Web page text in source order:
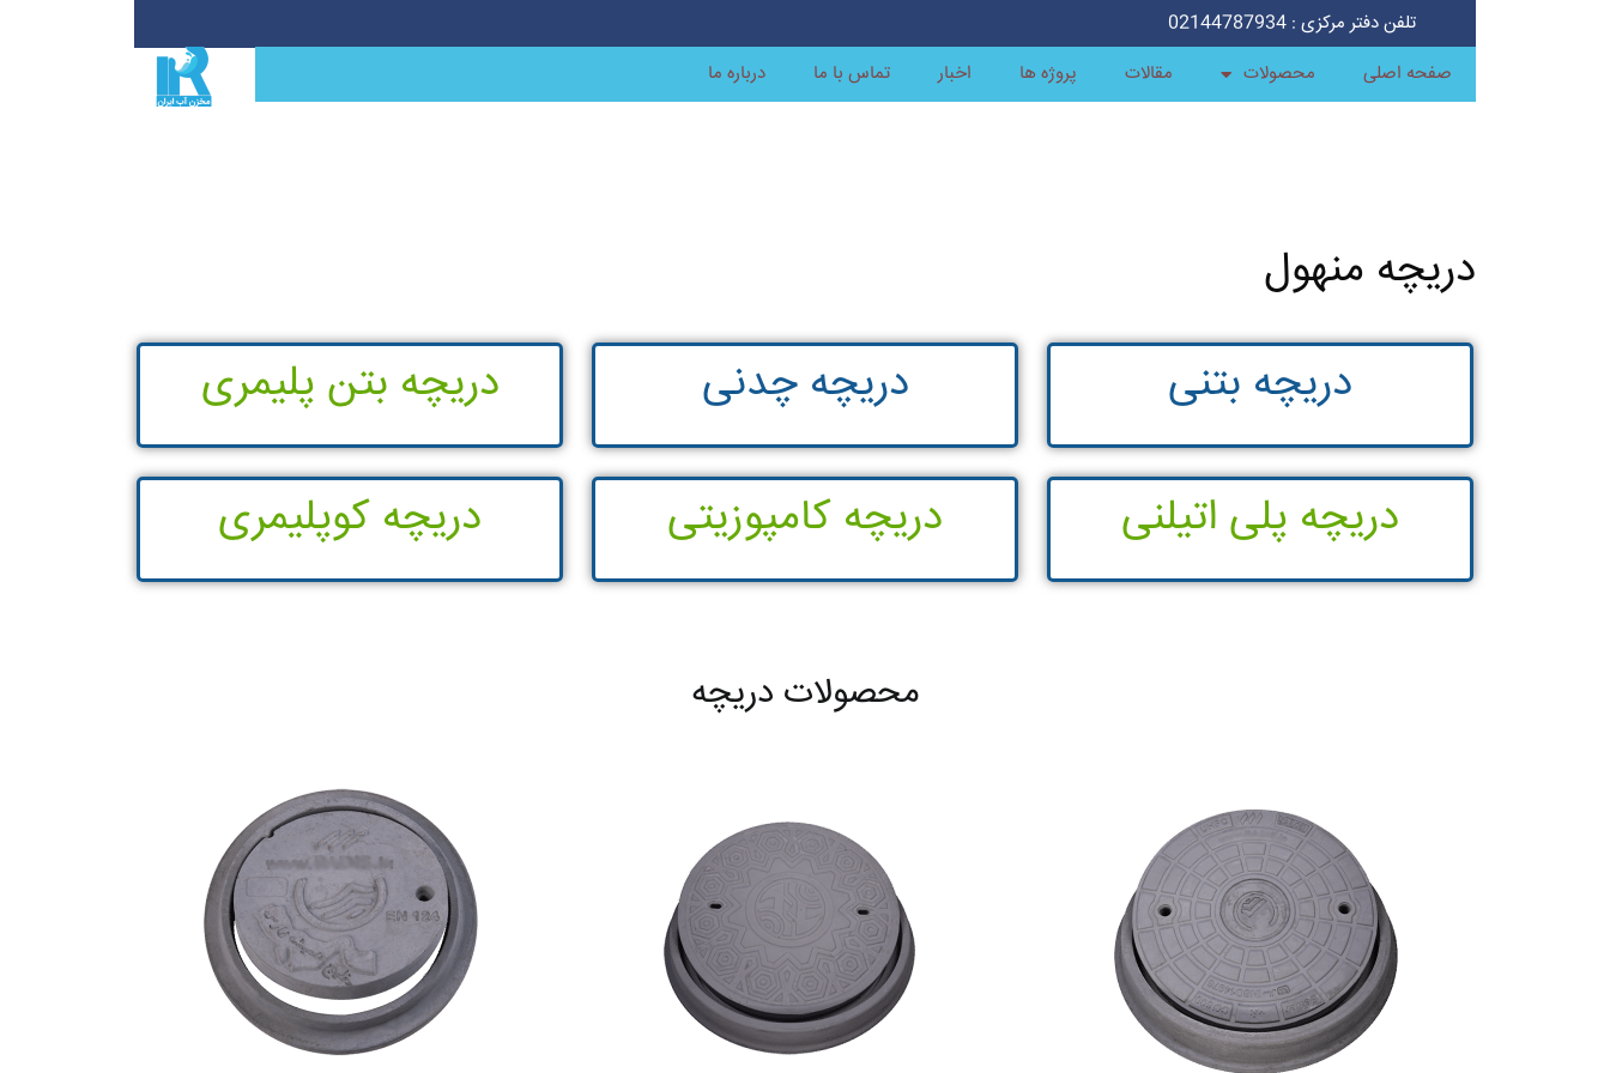
تلفن دفتر مرکزی : 02144787934
صفحه اصلی
محصولات مقالات پروژه ها اخبار تماس با ما درباره ما
دریچه منهول
دریچه بتنی
دریچه چدنی دریچه بتن پلیمری
دریچه پلی اتیلنی دریچه کامپوزیتی دریچه کوپلیمری
محصولات دریچه